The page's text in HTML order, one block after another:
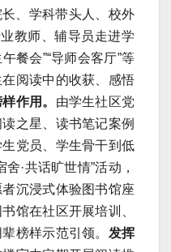
长、学科带头人、校外
教师、辅导员走进学
餐会”“导师会客厅”等
阅读中的收获、感悟
作用。 由学生社区党
之星、读书笔记案例
党员、学生骨干到低
·共话旷世情”活动，
沉浸式体验图书馆座
馆在社区开展培训、
榜样示范引领。 发挥